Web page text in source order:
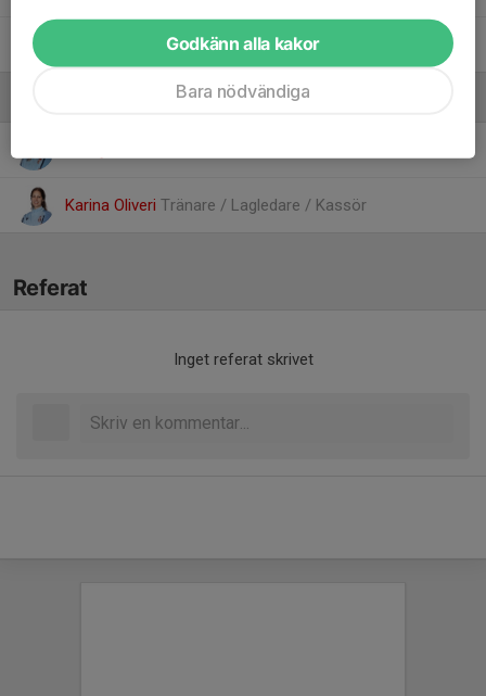
23. Sree Mithra Mareesan
Karina Oliveri Tränare / Lagledare / Kassör
Referat
Inget referat skrivet
Godkänn alla kakor
Bara nödvändiga